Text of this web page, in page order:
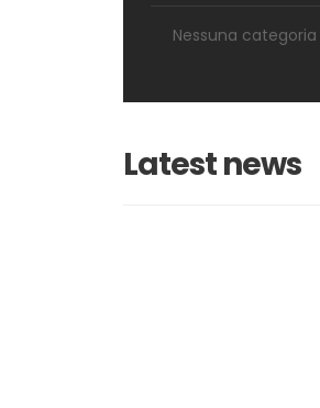
Nessuna categoria
Latest news